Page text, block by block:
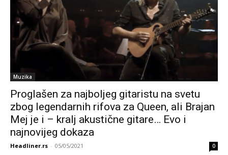
Muzika
Proglašen za najboljeg gitaristu na svetu
zbog legendarnih rifova za Queen, ali Brajan
Mej je i – kralj akustične gitare… Evo i
najnovijeg dokaza
Headliner.rs - 05/05/2021 0